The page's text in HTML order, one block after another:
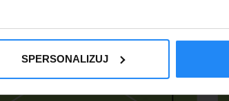
SPERSONALIZUJ